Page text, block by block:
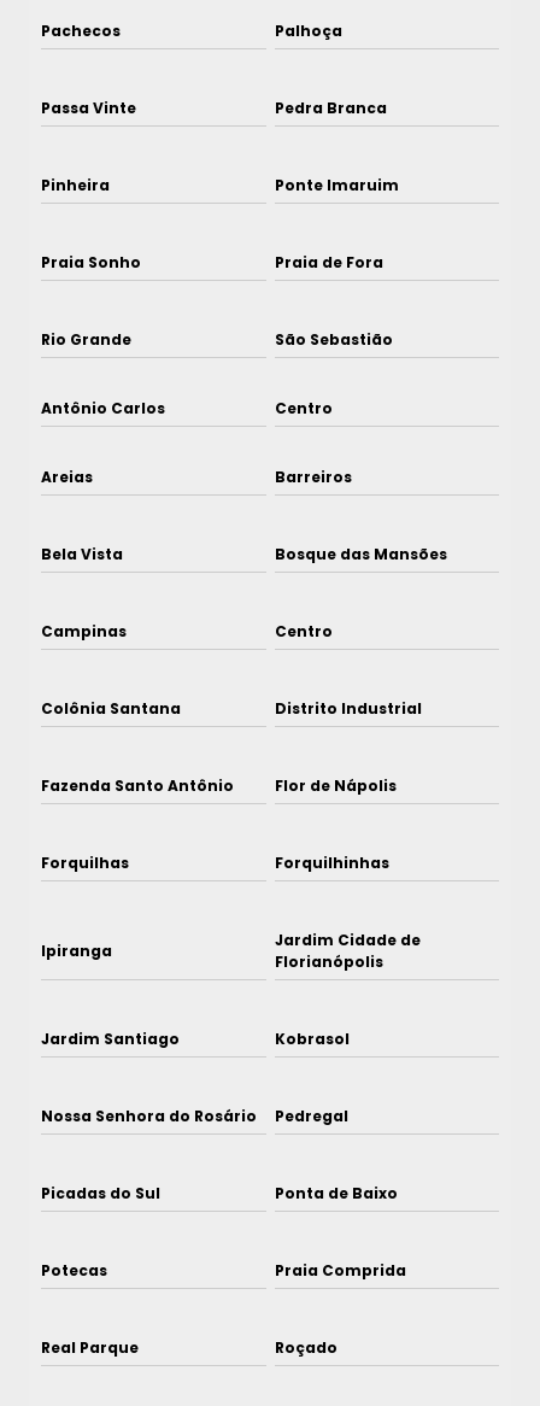
Pachecos Palhoça
Passa Vinte Pedra Branca
Pinheira Ponte Imaruim
Praia Sonho Praia de Fora
Rio Grande São Sebastião
Antônio Carlos Centro
Areias Barreiros
Bela Vista Bosque das Mansões
Campinas Centro
Colônia Santana Distrito Industrial
Fazenda Santo Antônio Flor de Nápolis
Forquilhas Forquilhinhas
Ipiranga
Jardim Cidade de
Florianópolis
Jardim Santiago Kobrasol
Nossa Senhora do Rosário Pedregal
Picadas do Sul Ponta de Baixo
Potecas Praia Comprida
Real Parque Roçado